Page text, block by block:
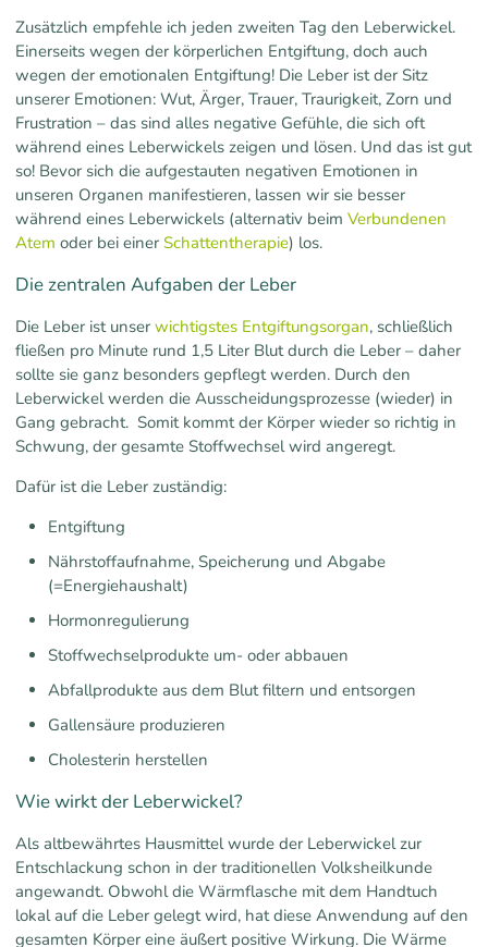
Zusätzlich empfehle ich jeden zweiten Tag den Leberwickel.
Einerseits wegen der körperlichen Entgiftung, doch auch
wegen der emotionalen Entgiftung! Die Leber ist der Sitz
unserer Emotionen: Wut, Ärger, Trauer, Traurigkeit, Zorn und
Frustration – das sind alles negative Gefühle, die sich oft
während eines Leberwickels zeigen und lösen. Und das ist gut
so! Bevor sich die aufgestauten negativen Emotionen in
unseren Organen manifestieren, lassen wir sie besser
während eines Leberwickels (alternativ beimVerbundenen
Atem oder bei einer Schattentherapie) los.
Die zentralen Aufgaben der Leber
Die Leber ist unserwichtigstes Entgiftungsorgan, schließlich
fließen pro Minute rund 1,5 Liter Blut durch die Leber – daher
sollte sie ganz besonders gepflegt werden. Durch den
Leberwickel werden die Ausscheidungsprozesse (wieder) in
Gang gebracht. Somit kommt der Körper wieder so richtig in
Schwung, der gesamte Stoffwechsel wird angeregt.
Dafür ist die Leber zuständig:
Entgiftung
Nährstoffaufnahme, Speicherung und Abgabe
(=Energiehaushalt)
Hormonregulierung
Stoffwechselprodukte um- oder abbauen
Abfallprodukte aus dem Blut filtern und entsorgen
Gallensäure produzieren
Cholesterin herstellen
Wie wirkt der Leberwickel?
Als altbewährtes Hausmittel wurde der Leberwickel zur
Entschlackung schon in der traditionellen Volksheilkunde
angewandt. Obwohl die Wärmflasche mit dem Handtuch
lokal auf die Leber gelegt wird, hat diese Anwendung auf den
gesamten Körper eine äußert positive Wirkung. Die Wärme